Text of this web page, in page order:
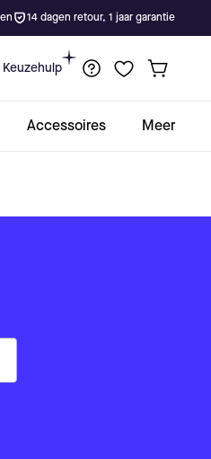
14 dagen retour, 1 jaar garantie
Keuzehulp
Accessoires Meer